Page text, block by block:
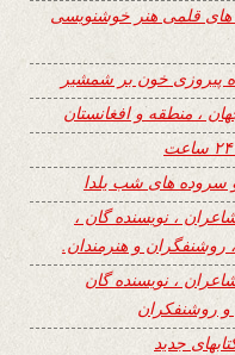
قلمی هنر خوشنویسی
پیروزی خون بر شمشیر
، منطقه و افغانستان
سروده های شب یلدا
، نویسنده گان ،
روشنفگران و هنرمندان.
، نویسنده گان
و روشنفکران
جدید